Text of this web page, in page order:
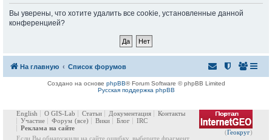
Вы уверены, что хотите удалить все cookie, установленные данной
конференцией?
На главную Список форумов
Создано на основе phpBB® Forum Software © phpBB Limited
Русская поддержка phpBB
(Геокруг)
English О GIS-Lab Статьи Документация
Контакты
Участие
Форум (все) Вики Блог
IRC
Реклама на сайте
Если Вы обнаружили на сайте ошибку, выберите фрагмент